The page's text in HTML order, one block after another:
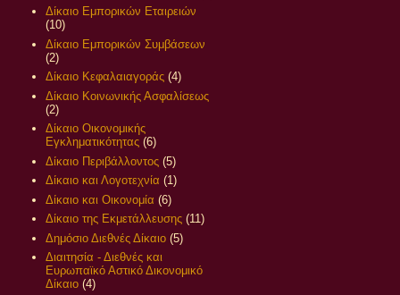
Δίκαιο Εμπορικών Εταιρειών
(10)
Δίκαιο Εμπορικών Συμβάσεων
(2)
Δίκαιο Κεφαλαιαγοράς (4)
Δίκαιο Κοινωνικής Ασφαλίσεως
(2)
Δίκαιο Οικονομικής
Εγκληματικότητας (6)
Δίκαιο Περιβάλλοντος (5)
Δίκαιο και Λογοτεχνία (1)
Δίκαιο και Οικονομία (6)
Δίκαιο της Εκμετάλλευσης (11)
Δημόσιο Διεθνές Δίκαιο (5)
Διαιτησία - Διεθνές και
Ευρωπαϊκό Αστικό Δικονομικό
Δίκαιο (4)